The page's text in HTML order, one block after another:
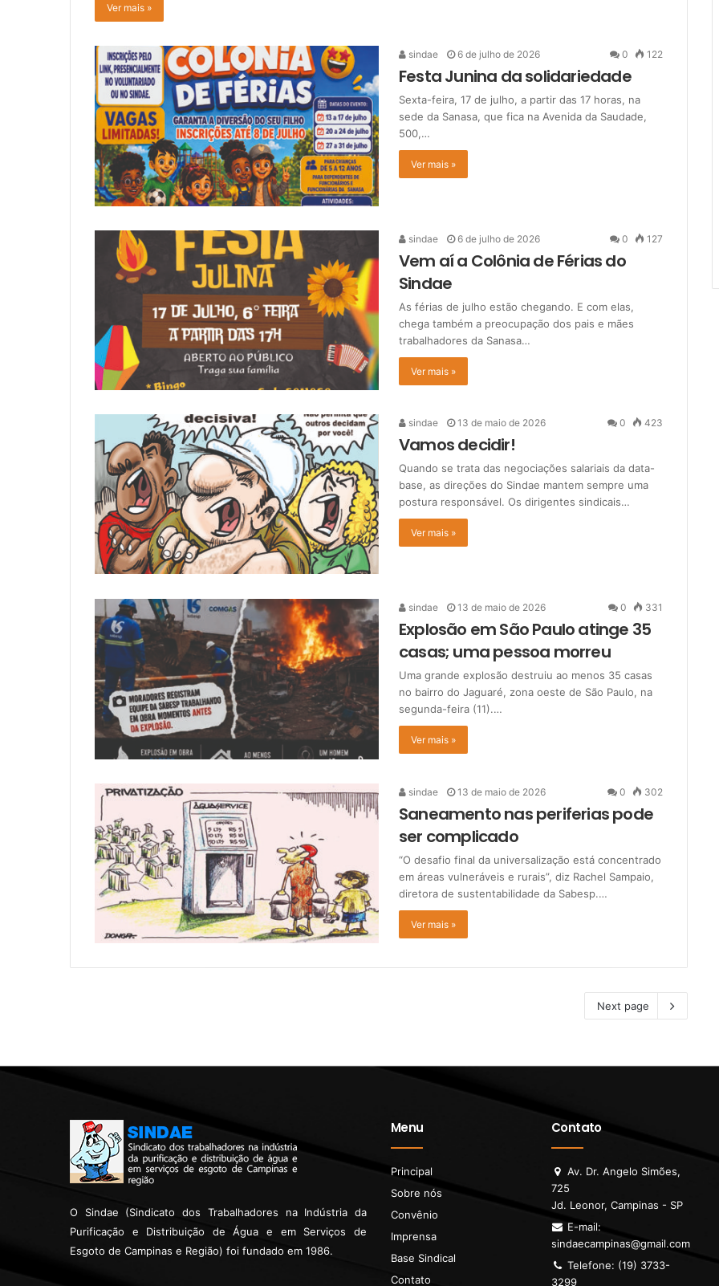
Ver mais »
sindae 6 de julho de 2026 0 122
Festa Junina da solidariedade
Sexta-feira, 17 de julho, a partir das 17 horas, na
sede da Sanasa, que fica na Avenida da Saudade,
500,…
Ver mais »
sindae 6 de julho de 2026 0 127
Vem aí a Colônia de Férias do
Sindae
As férias de julho estão chegando. E com elas,
chega também a preocupação dos pais e mães
trabalhadores da Sanasa…
Ver mais »
sindae 13 de maio de 2026 0 423
Vamos decidir!
Quando se trata das negociações salariais da data-
base, as direções do Sindae mantem sempre uma
postura responsável. Os dirigentes sindicais…
Ver mais »
sindae 13 de maio de 2026 0 331
Explosão em São Paulo atinge 35
casas; uma pessoa morreu
Uma grande explosão destruiu ao menos 35 casas
no bairro do Jaguaré, zona oeste de São Paulo, na
segunda-feira (11).…
Ver mais »
sindae 13 de maio de 2026 0 302
Saneamento nas periferias pode
ser complicado
“O desafio final da universalização está concentrado
em áreas vulneráveis e rurais”, diz Rachel Sampaio,
diretora de sustentabilidade da Sabesp.…
Ver mais »
Next page
O Sindae (Sindicato dos Trabalhadores na Indústria da
Purificação e Distribuição de Água e em Serviços de
Esgoto de Campinas e Região) foi fundado em 1986.
Menu
Principal
Sobre nós
Convênio
Imprensa
Base Sindical
Contato
Contato
Av. Dr. Angelo Simões,
725
Jd. Leonor, Campinas - SP
E-mail:
sindaecampinas@gmail.com
Telefone: (19) 3733-
3299